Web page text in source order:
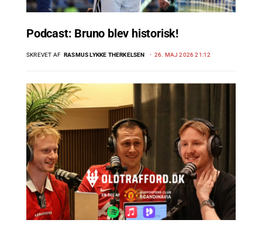
Podcast: Bruno blev historisk!
SKREVET AF RASMUS LYKKE THERKELSEN 26. MAJ 2026 21:12